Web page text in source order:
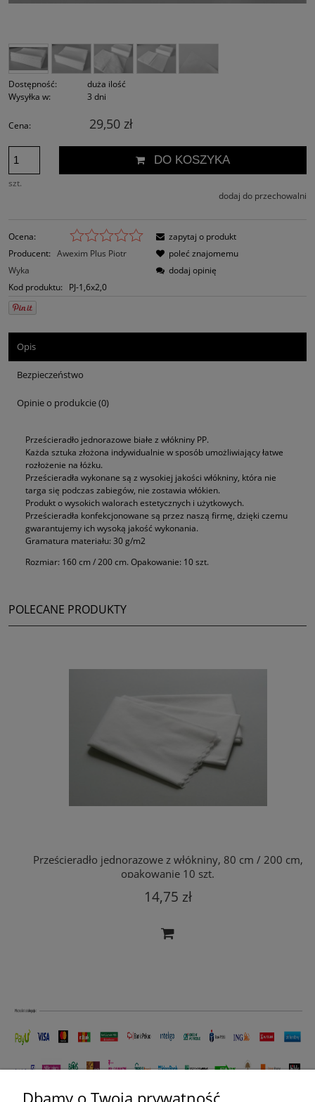
Dostępność:
duża ilość
Wysyłka w:
3 dni
Cena: 29,50 zł
szt.
DO KOSZYKA
dodaj do przechowalni
Ocena:
Producent: Awexim Plus Piotr
Wyka
Kod produktu:
PJ-1,6x2,0
zapytaj o produkt
poleć znajomemu
dodaj opinię
Opis
Bezpieczeństwo
Opinie o produkcie (0)
Prześcieradło jednorazowe białe z włókniny PP.
Każda sztuka złożona indywidualnie w sposób umożliwiający łatwe
rozłożenie na łóżku.
Prześcieradła wykonane są z wysokiej jakości włókniny, która nie
targa się podczas zabiegów, nie zostawia włókien.
Produkt o wysokich walorach estetycznych i użytkowych.
Prześcieradła konfekcjonowane są przez naszą firmę, dzięki czemu
gwarantujemy ich wysoką jakość wykonania.
Gramatura materiału: 30 g/m2
Rozmiar: 160 cm / 200 cm. Opakowanie: 10 szt.
POLECANE PRODUKTY
Prześcieradło jednorazowe z włókniny, 80 cm / 200 cm,
opakowanie 10 szt.
14,75 zł